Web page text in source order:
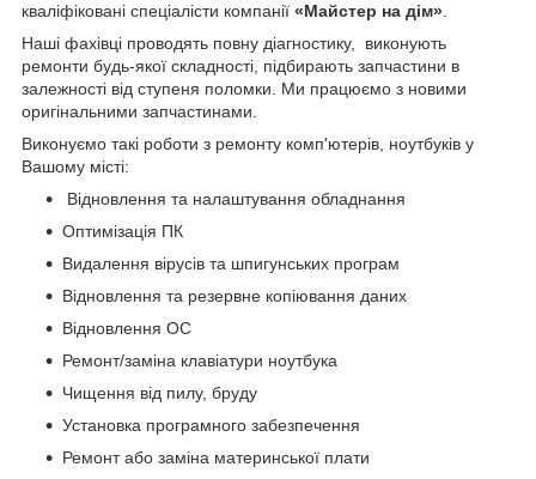
кваліфіковані спеціалісти компанії «Майстер на дім».
Наші фахівці проводять повну діагностику, виконують
ремонти будь-якої складності, підбирають запчастини в
залежності від ступеня поломки. Ми працюємо з новими
оригінальними запчастинами.
Виконуємо такі роботи з ремонту комп'ютерів, ноутбуків у
Вашому місті:
Відновлення та налаштування обладнання
Оптимізація ПК
Видалення вірусів та шпигунських програм
Відновлення та резервне копіювання даних
Відновлення ОС
Ремонт/заміна клавіатури ноутбука
Чищення від пилу, бруду
Установка програмного забезпечення
Ремонт або заміна материнської плати